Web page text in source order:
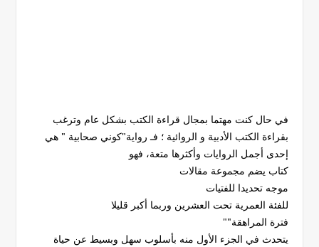
في حال كنت مهتما بمجال قراءة الكتب بشكل عام وترغب
بقراءة الكتب الأدبية و الروائية ؛ فـ رواية"كوني صحابية " هي
إحدى أجمل الروايات وأكثرها متعة، فهو
كتاب يضم مجموعة مقالات
موجه تحديدا للفتيات
للفئة العمرية تحت العشرين وربما أكبر قليلا
فترة المراهقة""
يتحدث في الجزء الأول منه بأسلوب سهل وبسيط عن حياة